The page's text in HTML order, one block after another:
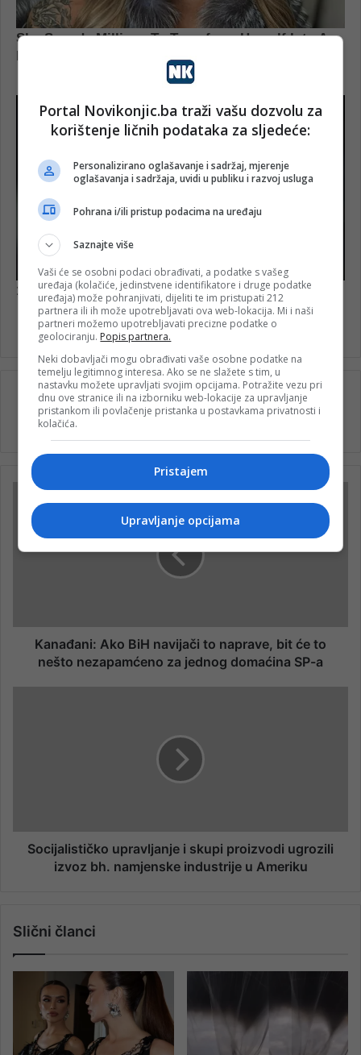
nk 1
Kanađani: Ako BiH navijači to naprave, bit će to
nešto nezapamćeno za jednog domaćina SP-a
Socijalističko upravljanje i skupi proizvodi ugrozili
izvoz bh. namjenske industrije u Ameriku
Slični članci
Portal Novikonjic.ba traži vašu dozvolu za
korištenje ličnih podataka za sljedeće:
Personalizirano oglašavanje i sadržaj, mjerenje
oglašavanja i sadržaja, uvidi u publiku i razvoj usluga
Pohrana i/ili pristup podacima na uređaju
Saznajte više
Vaši će se osobni podaci obrađivati, a podatke s vašeg
uređaja (kolačiće, jedinstvene identifikatore i druge podatke
uređaja) može pohranjivati, dijeliti te im pristupati 212
partnera ili ih može upotrebljavati ova web-lokacija. Mi i naši
partneri možemo upotrebljavati precizne podatke o
geolociranju. Popis partnera.
Neki dobavljači mogu obrađivati vaše osobne podatke na
temelju legitimnog interesa. Ako se ne slažete s tim, u
nastavku možete upravljati svojim opcijama. Potražite vezu pri
dnu ove stranice ili na izborniku web-lokacije za upravljanje
pristankom ili povlačenje pristanka u postavkama privatnosti i
kolačića.
Pristajem
Upravljanje opcijama